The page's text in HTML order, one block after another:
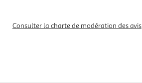
Consulter la charte de modération des avis